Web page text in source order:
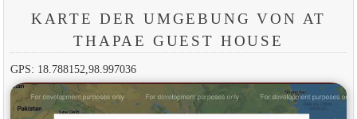
KARTE DER UMGEBUNG VON AT
THAPAE GUEST HOUSE
GPS: 18.788152,98.997036